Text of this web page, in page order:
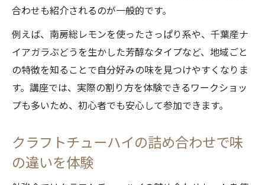
合わせも紹介されるのが一般的です。
例えば、南房総レモンを使ったさっぱり系や、千葉産ナ
イアガラぶどうを生かした芳醇なタイプなど、地域ごと
の特徴を知ることで自分好みの味を見つけやすくなりま
す。講座では、実際の割り方を体験できるワークショッ
プも多いため、初心者でも安心して参加できます。
クラフトチューハイの詰め合わせで味
の違いを体験